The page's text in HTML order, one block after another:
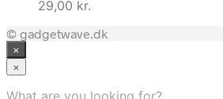
29,00 kr.
© gadgetwave.dk
×
×
What are you looking for?